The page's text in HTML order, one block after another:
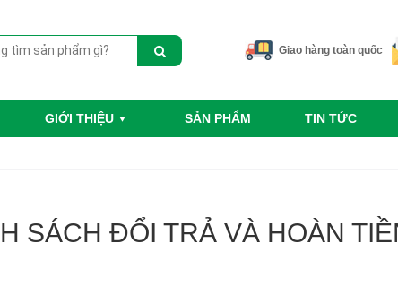
Giao hàng toàn quốc
GIỚI THIỆU SẢN PHẨM TIN TỨC
SÁCH ĐỔI TRẢ VÀ HOÀN